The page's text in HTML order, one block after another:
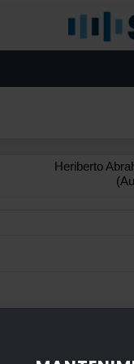
Heriberto